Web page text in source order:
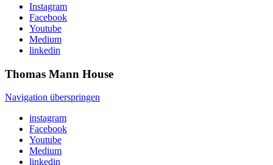
Instagram
Facebook
Youtube
Medium
linkedin
Thomas Mann House
Navigation überspringen
instagram
Facebook
Youtube
Medium
linkedin